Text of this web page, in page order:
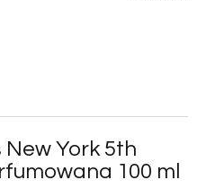
York 5th
100 ml